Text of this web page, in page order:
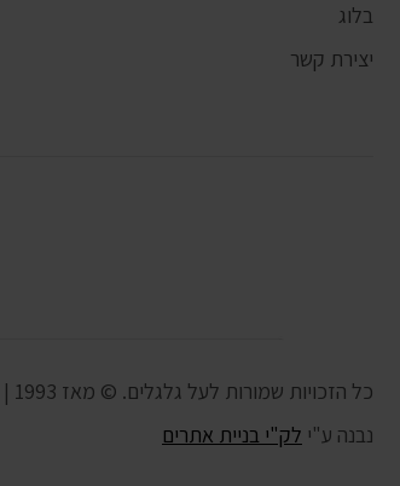
בלוג
יצירת קשר
כל הזכויות שמורות לעל גלגלים. © מאז 1993 |
נבנה ע"י לק"י בניית אתרים